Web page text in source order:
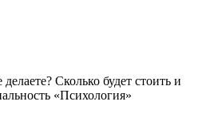
Сколько будет стоить и
«Психология»